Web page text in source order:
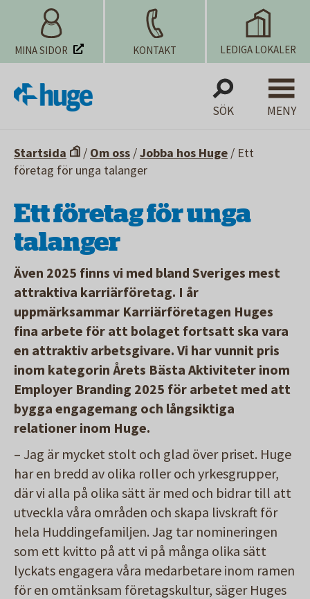
MINA SIDOR KONTAKT LEDIGA LOKALER
SÖK MENY
Startsida / Om oss /Jobba hos Huge / Ett
företag för unga talanger
Ett företag för unga
talanger
Även 2025 finns vi med bland Sveriges mest
attraktiva karriärföretag. I år
uppmärksammar Karriärföretagen Huges
fina arbete för att bolaget fortsatt ska vara
en attraktiv arbetsgivare. Vi har vunnit pris
inom kategorin Årets Bästa Aktiviteter inom
Employer Branding 2025 för arbetet med att
bygga engagemang och långsiktiga
relationer inom Huge.
– Jag är mycket stolt och glad över priset. Huge
har en bredd av olika roller och yrkesgrupper,
där vi alla på olika sätt är med och bidrar till att
utveckla våra områden och skapa livskraft för
hela Huddingefamiljen. Jag tar nomineringen
som ett kvitto på att vi på många olika sätt
lyckats engagera våra medarbetare inom ramen
för en omtänksam företagskultur, säger Huges